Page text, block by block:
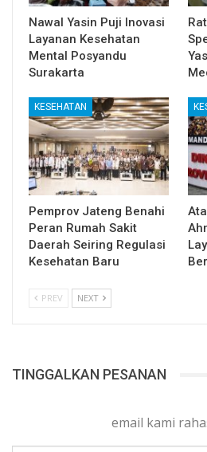
Nawal Yasin Puji Inovasi
Layanan Kesehatan
Mental Posyandu
Surakarta
KESEHATAN
Pemprov Jateng Benahi
Peran Rumah Sakit
Daerah Seiring Regulasi
Kesehatan Baru
PREV NEXT
TINGGALKAN PESANAN
email kami